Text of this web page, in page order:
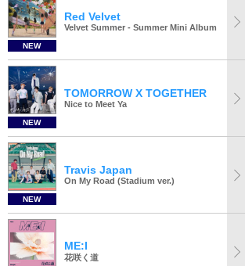
NEW
Red Velvet
Velvet Summer - Summer Mini Album
NEW
TOMORROW X TOGETHER
Nice to Meet Ya
NEW
Travis Japan
On My Road (Stadium ver.)
ME:I
花咲く道